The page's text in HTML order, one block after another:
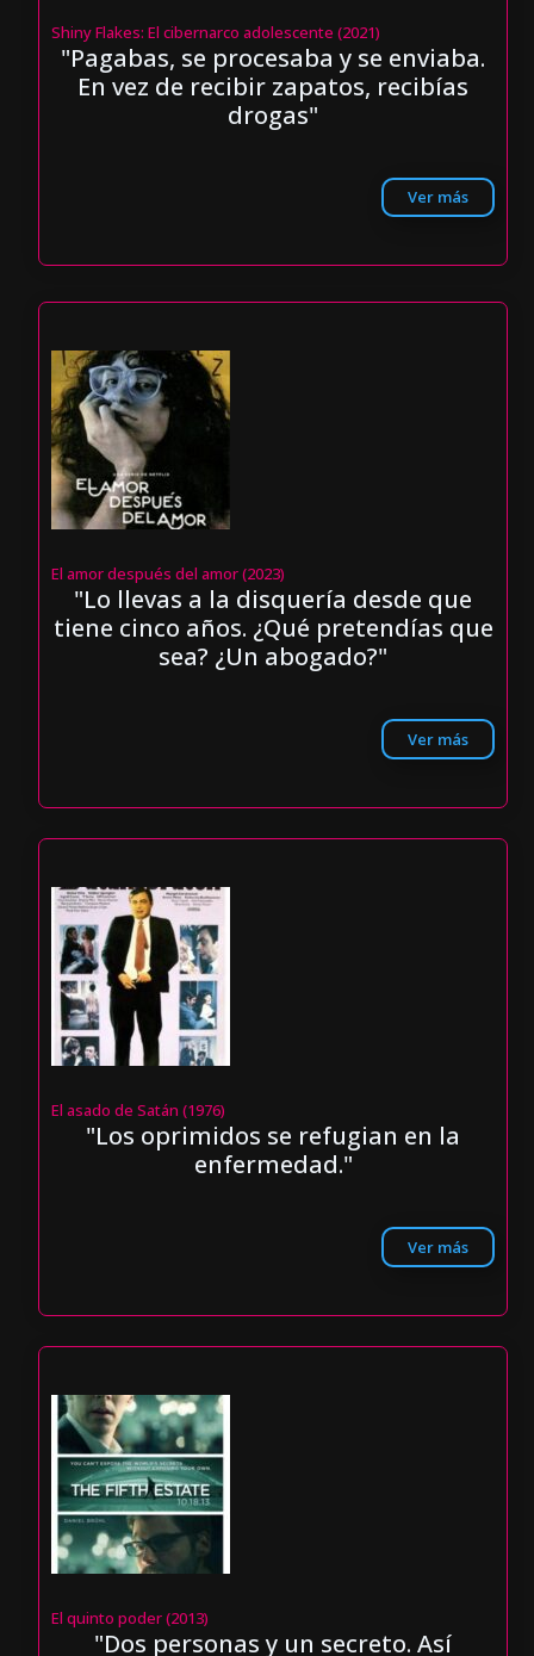
Shiny Flakes: El cibernarco adolescente (2021)
"Pagabas, se procesaba y se enviaba.
En vez de recibir zapatos, recibías
drogas"
Ver más
El amor después del amor (2023)
"Lo llevas a la disquería desde que
tiene cinco años. ¿Qué pretendías que
sea? ¿Un abogado?"
Ver más
El asado de Satán (1976)
"Los oprimidos se refugian en la
enfermedad."
Ver más
El quinto poder (2013)
"Dos personas y un secreto. Así